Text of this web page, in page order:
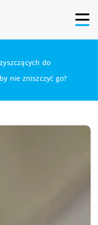
do
nie zniszczyć go?